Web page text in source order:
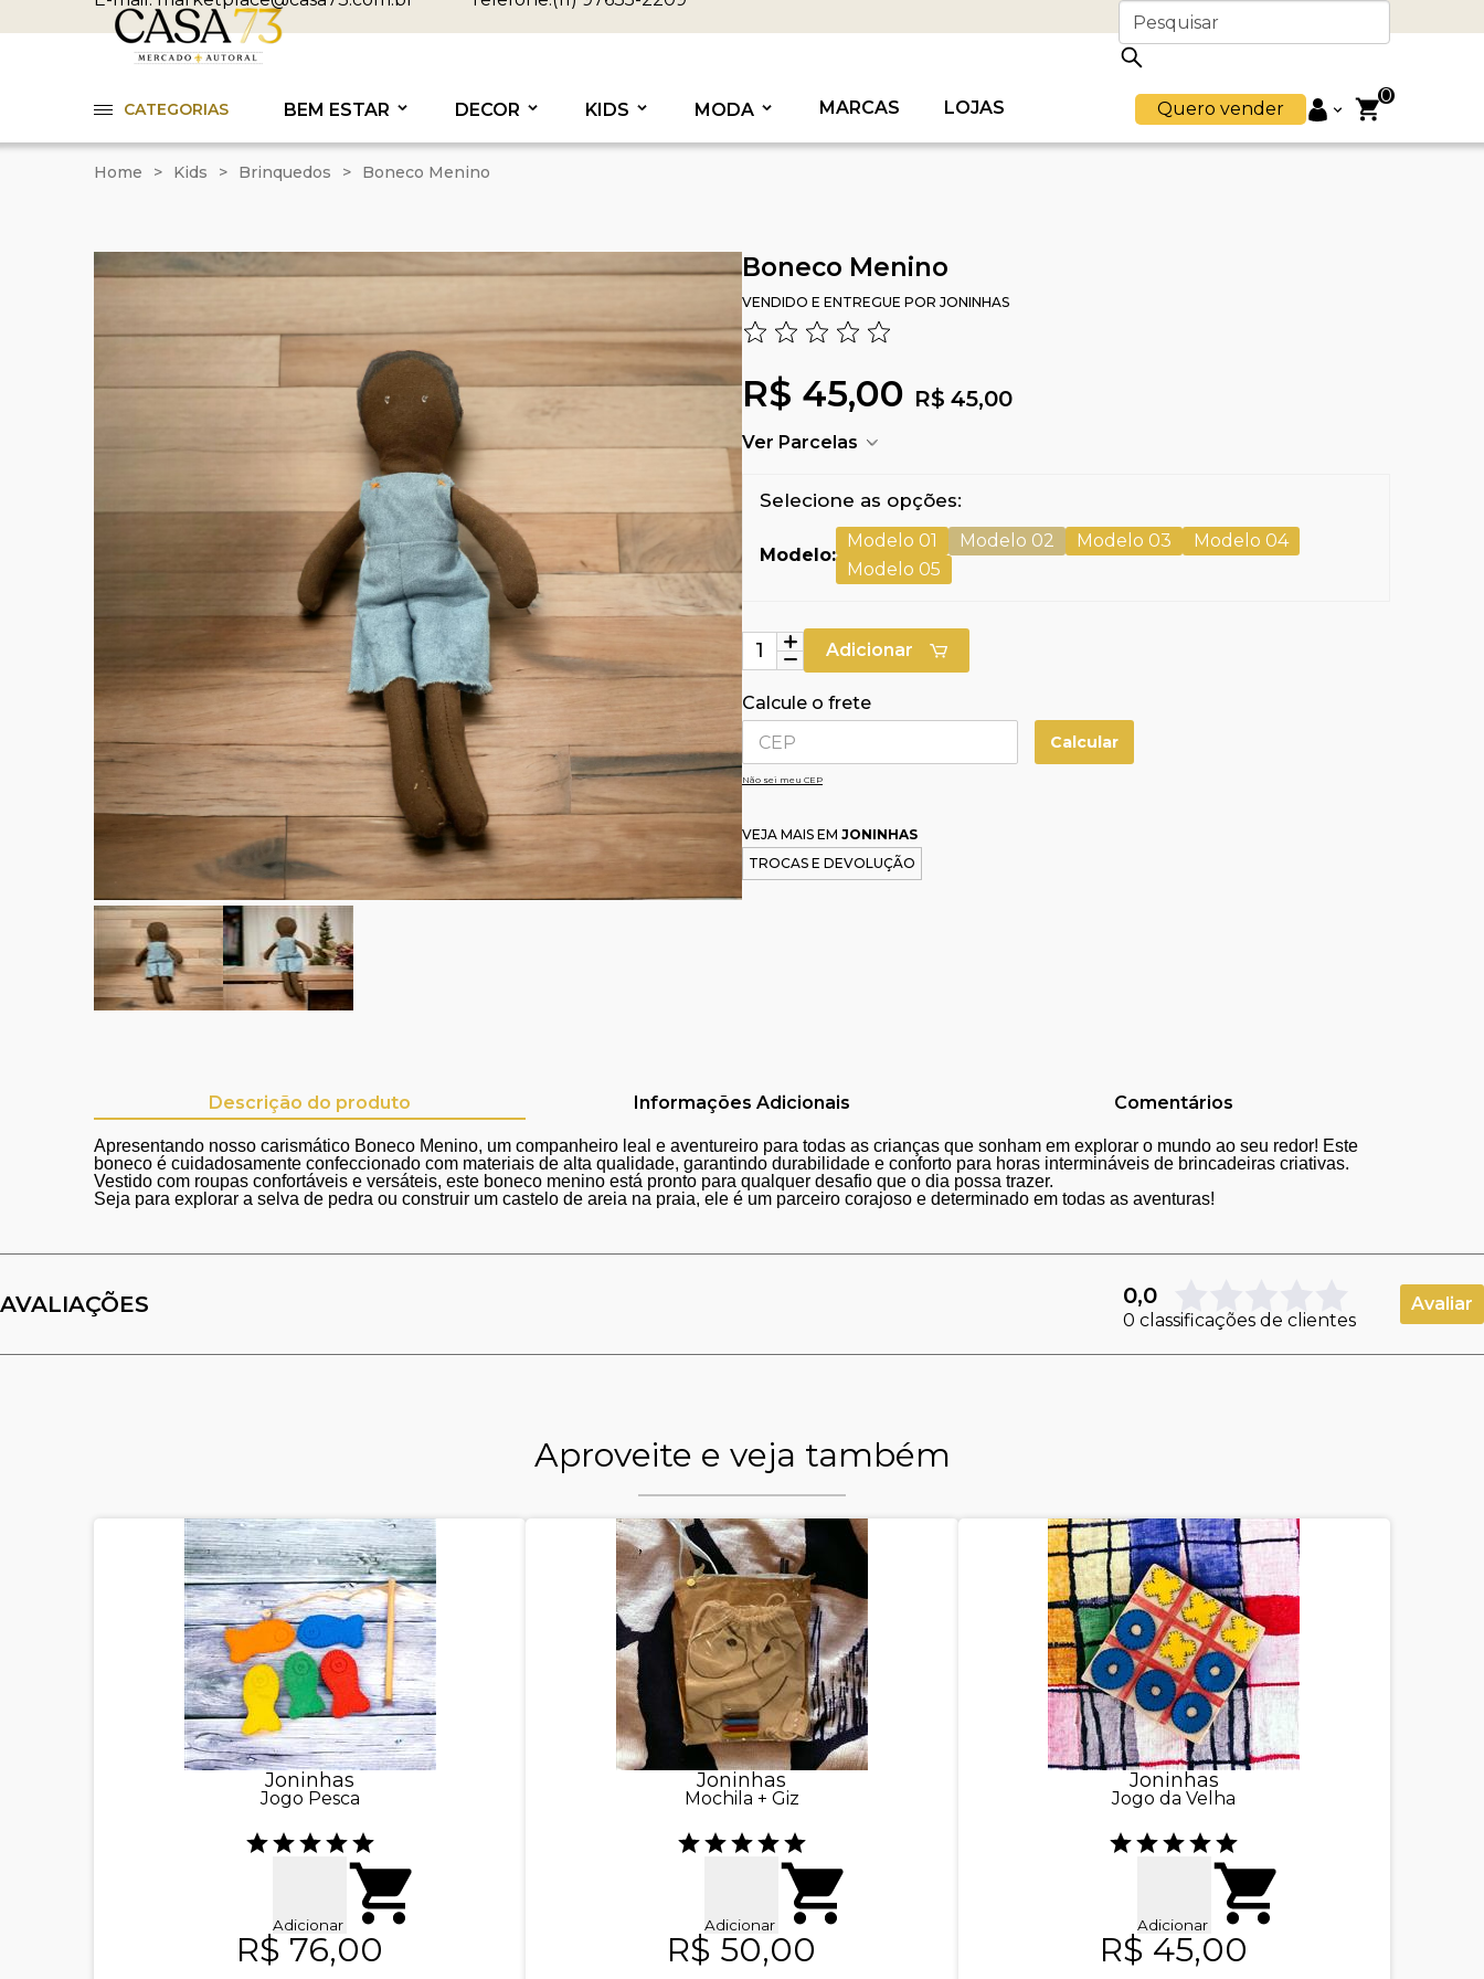
CATEGORIAS BEM ESTAR DECOR KIDS MODA MARCAS LOJAS Quero vender
0
Home > Kids > Brinquedos > Boneco Menino
Boneco Menino
VENDIDO E ENTREGUE POR JONINHAS
R$ 45,00 R$ 45,00
Ver Parcelas
Selecione as opções:
Modelo:
Modelo 01 Modelo 02 Modelo 03
Modelo 04
Modelo 05
Adicionar
Calcule o frete
Não sei meu CEP
VEJA MAIS EM JONINHAS
TROCAS E DEVOLUÇÃO
Descrição do produto Informações Adicionais Comentários
Apresentando nosso carismático Boneco Menino, um companheiro leal e aventureiro para todas as crianças que sonham em explorar o mundo ao seu redor! Este
boneco é cuidadosamente confeccionado com materiais de alta qualidade, garantindo durabilidade e conforto para horas intermináveis de brincadeiras criativas.
Vestido com roupas confortáveis e versáteis, este boneco menino está pronto para qualquer desafio que o dia possa trazer.
Seja para explorar a selva de pedra ou construir um castelo de areia na praia, ele é um parceiro corajoso e determinado em todas as aventuras!
AVALIAÇÕES 0,0
0 classificações de clientes
Avaliar
Aproveite e veja também
Joninhas
Jogo Pesca
Adicionar
R$ 76,00
Joninhas
Mochila + Giz
Adicionar
R$ 50,00
Joninhas
Jogo da Velha
Adicionar
R$ 45,00